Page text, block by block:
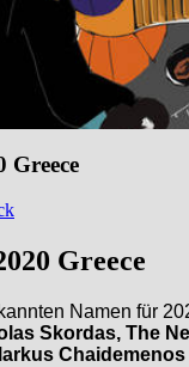
Greece
Greece
Namen für
Skordas, The
Chaidemenos